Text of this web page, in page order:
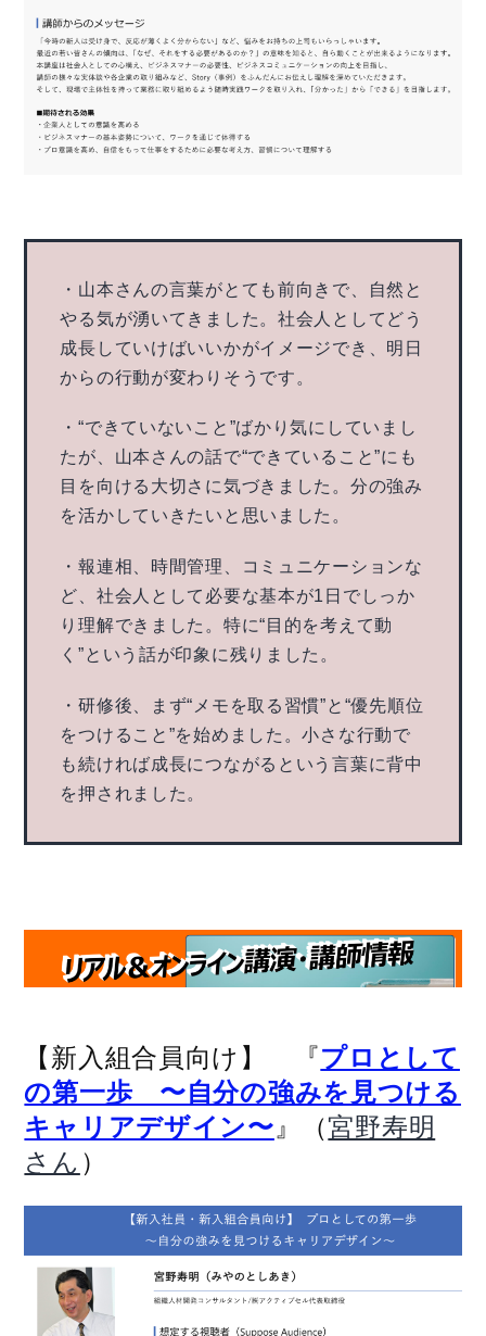
・山本さんの言葉がとても前向きで、自然と
やる気が湧いてきました。社会人としてどう
成長していけばいいかがイメージでき、明日
からの行動が変わりそうです。
・“できていないこと”ばかり気にしていまし
たが、山本さんの話で“できていること”にも
目を向ける大切さに気づきました。分の強み
を活かしていきたいと思いました。
・報連相、時間管理、コミュニケーションな
ど、社会人として必要な基本が1日でしっか
り理解できました。特に“目的を考えて動
く”という話が印象に残りました。
・研修後、まず“メモを取る習慣”と“優先順位
をつけること”を始めました。小さな行動で
も続ければ成長につながるという言葉に背中
を押されました。
【新入組合員向け】 『プロとして
の第一歩 〜自分の強みを見つける
キャリアデザイン〜 』（宮野寿明
さん ）